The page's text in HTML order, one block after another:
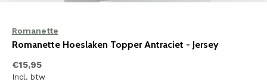
Romanette
Romanette Hoeslaken Topper Antraciet - Jersey
€15,95
Incl. btw